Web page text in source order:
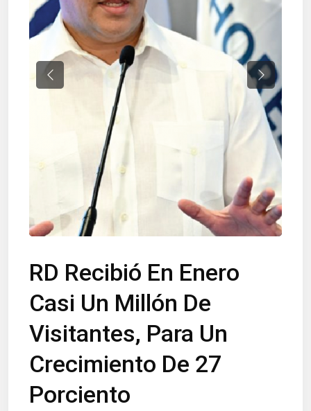
Previous Next
RD Recibió En Enero
Casi Un Millón De
Visitantes, Para Un
Crecimiento De 27
Porciento